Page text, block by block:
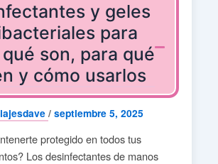
y geles
para
son, para qué
y cómo usarlos
/ septiembre 5, 2025
protegido en todos tus
Los desinfectantes de manos